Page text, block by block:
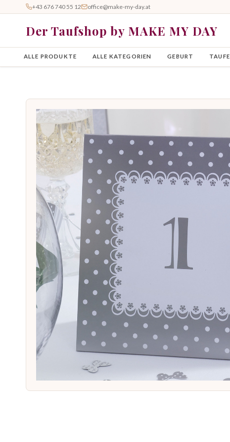
+43 676 740 55 12 office@make-my-day.at
Der Taufshop by MAKE MY DAY
ALLE PRODUKTE ALLE KATEGORIEN GEBURT TAUFE